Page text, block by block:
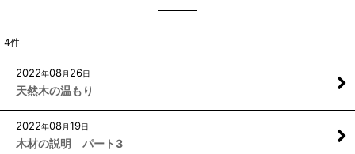
4件
2022年08月 26日
天然木の温もり
2022年08月19日
木材の説明 パート3